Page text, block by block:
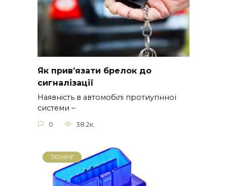
Як прив’язати брелок до
сигналізації
Наявність в автомобілі протиугінної
системи –
0 38.2к.
ТЮНІНГ